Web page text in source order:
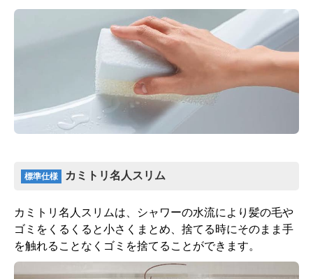
樹脂ブラケットタイプ
標準仕様モデル
です！詳しくはこちら
標準仕様 カミトリ名人スリム
カミトリ名人スリムは、シャワーの水流により髪の毛や
ゴミをくるくると小さくまとめ、捨てる時にそのまま手
を触れることなくゴミを捨てることができます。